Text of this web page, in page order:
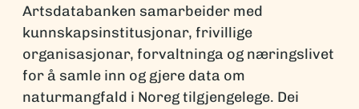
Artsdatabanken samarbeider med
kunnskapsinstitusjonar, frivillige
organisasjonar, forvaltninga og næringslivet
for å samle inn og gjere data om
naturmangfald i Noreg tilgjengelege. Dei